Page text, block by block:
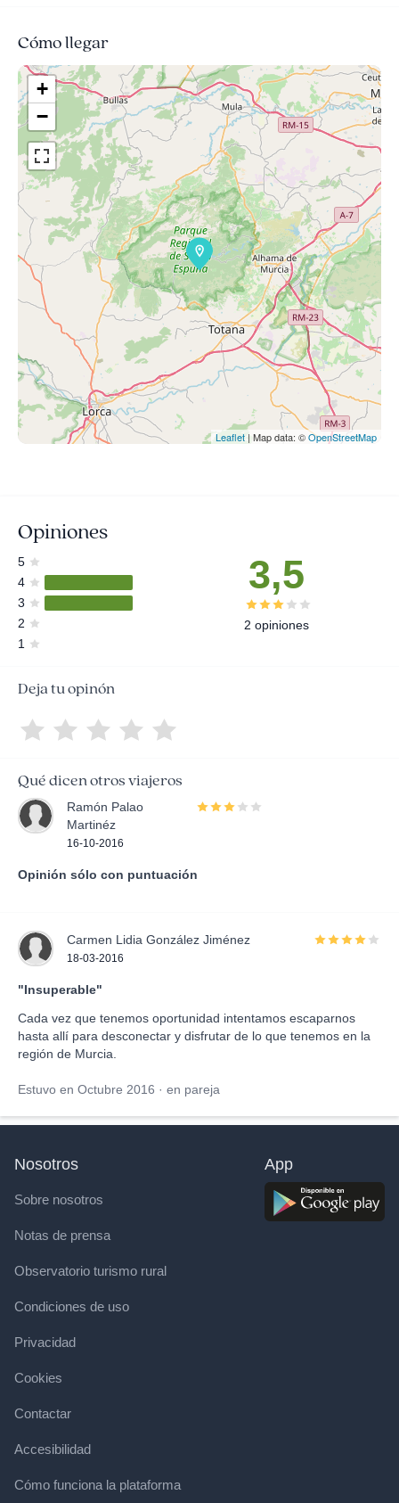
Cómo llegar
+
−
Leaflet | Map data: ©OpenStreetMap
Opiniones
5
4
3
2
1
3,5
2 opiniones
Deja tu opinón
Qué dicen otros viajeros
Ramón Palao
Martinéz
16-10-2016
Opinión sólo con puntuación
Carmen Lidia González Jiménez
18-03-2016
"Insuperable"
Cada vez que tenemos oportunidad intentamos escaparnos
hasta allí para desconectar y disfrutar de lo que tenemos en la
región de Murcia.
Estuvo en Octubre 2016 · en pareja
Nosotros
Sobre nosotros
Notas de prensa
Observatorio turismo rural
Condiciones de uso
Privacidad
Cookies
Contactar
Accesibilidad
Cómo funciona la plataforma
App